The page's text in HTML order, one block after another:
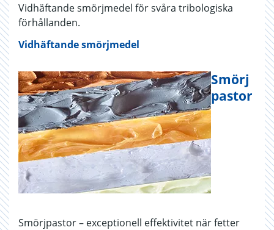
Vidhäftande smörjmedel för svåra tribologiska
förhållanden.
Vidhäftande smörjmedel
Smörj
pastor
Smörjpastor – exceptionell effektivitet när fetter